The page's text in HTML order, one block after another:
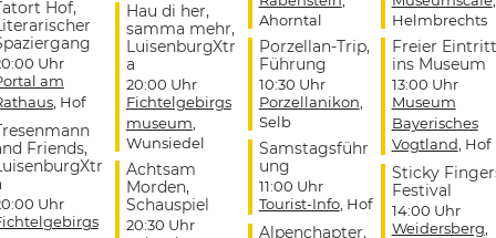
Hof,
Uhr
am
, Hof
Friends,
Uhr
Hau di her,
samma mehr,
LuisenburgXtr
a
20:00 Uhr
Fichtelgebirgs
museum,
Wunsiedel
Achtsam
Morden,
Schauspiel
20:30 Uhr
Ahorntal
Porzellan-Trip,
Führung
10:30 Uhr
Porzellanikon,
Selb
Samstagsführ
ung
11:00 Uhr
Tourist-Info, Hof
Alpenchapter,
Helmbrechts
Freier Eintritt
ins Museum
13:00 Uhr
Museum
Bayerisches
Vogtland, Hof
Sticky
Festival
14:00 Uhr
Weidersberg,